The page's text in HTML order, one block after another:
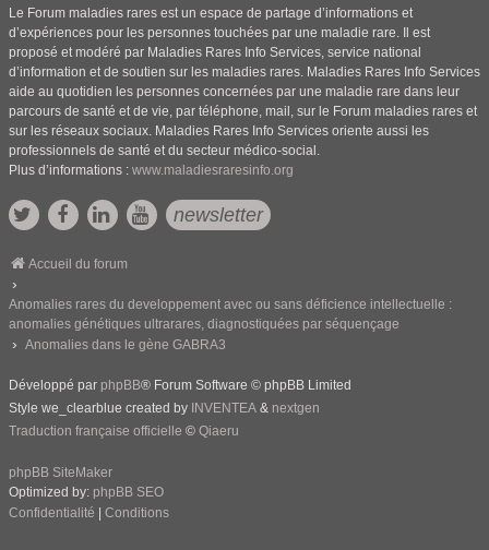
Le Forum maladies rares est un espace de partage d’informations et
d’expériences pour les personnes touchées par une maladie rare. Il est
proposé et modéré par Maladies Rares Info Services, service national
d’information et de soutien sur les maladies rares. Maladies Rares Info Services
aide au quotidien les personnes concernées par une maladie rare dans leur
parcours de santé et de vie, par téléphone, mail, sur le Forum maladies rares et
sur les réseaux sociaux. Maladies Rares Info Services oriente aussi les
professionnels de santé et du secteur médico-social.
Plus d’informations : www.maladiesraresinfo.org
newsletter
Accueil du forum
Anomalies rares du developpement avec ou sans déficience intellectuelle :
anomalies génétiques ultrarares, diagnostiquées par séquençage
Anomalies dans le gène GABRA3
Développé par phpBB® Forum Software © phpBB Limited
Style we_clearblue created by INVENTEA & nextgen
Traduction française officielle © Qiaeru
phpBB SiteMaker
Optimized by: phpBB SEO
Confidentialité
Conditions